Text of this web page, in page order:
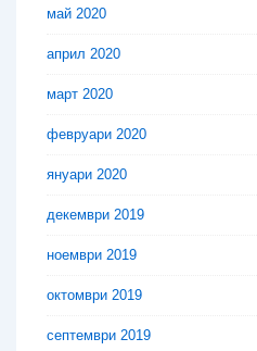
май 2020
април 2020
март 2020
февруари 2020
януари 2020
декември 2019
ноември 2019
октомври 2019
септември 2019